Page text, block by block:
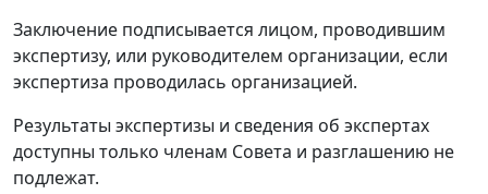
Заключение подписывается лицом, проводившим
экспертизу, или руководителем организации, если
экспертиза проводилась организацией.
Результаты экспертизы и сведения об экспертах
доступны только членам Совета и разглашению не
подлежат.